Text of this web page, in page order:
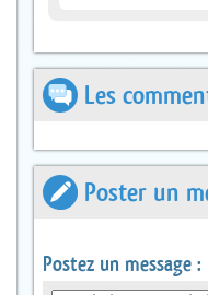
Les
Poster un
Postez un message :